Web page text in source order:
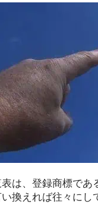
表は、登録商標で
い換えれば往々に